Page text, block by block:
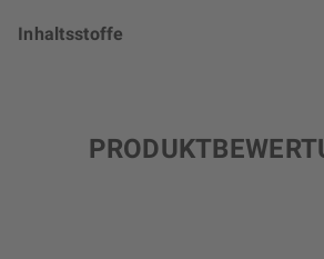
Inhaltsstoffe